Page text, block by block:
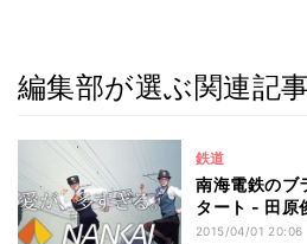
編集部が選ぶ関連記事
鉄道
南海電鉄のブ
タート - 田原
2015/04/01 20:06